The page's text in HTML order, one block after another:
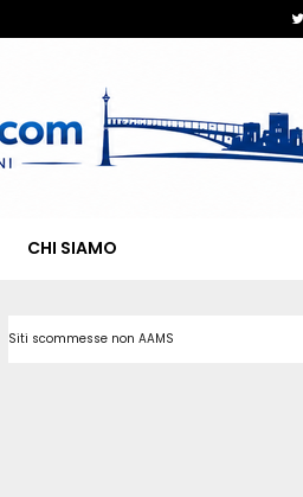
CHI SIAMO
Siti scommesse non AAMS